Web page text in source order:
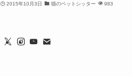
2015年10月3日 猫のペットシッター 983